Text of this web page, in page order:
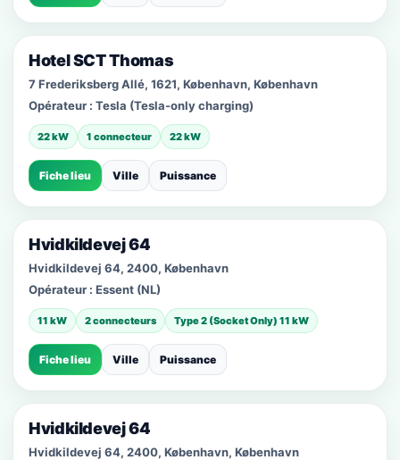
Hotel SCT Thomas
7 Frederiksberg Allé, 1621, København, København
Opérateur : Tesla (Tesla-only charging)
22 kW 1 connecteur 22 kW
Fiche lieu Ville Puissance
Hvidkildevej 64
Hvidkildevej 64, 2400, København
Opérateur : Essent (NL)
11 kW 2 connecteurs Type 2 (Socket Only) 11 kW
Fiche lieu Ville Puissance
Hvidkildevej 64
Hvidkildevej 64, 2400, København, København